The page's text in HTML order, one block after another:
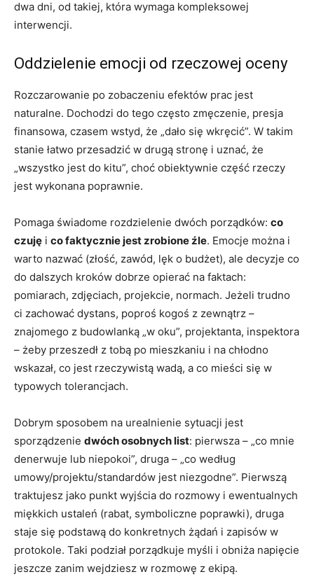
dwa dni, od takiej, która wymaga kompleksowej
interwencji.
Oddzielenie emocji od rzeczowej oceny
Rozczarowanie po zobaczeniu efektów prac jest
naturalne. Dochodzi do tego często zmęczenie, presja
finansowa, czasem wstyd, że „dało się wkręcić”. W takim
stanie łatwo przesadzić w drugą stronę i uznać, że
„wszystko jest do kitu”, choć obiektywnie część rzeczy
jest wykonana poprawnie.
Pomaga świadome rozdzielenie dwóch porządków: co
czuję i co faktycznie jest zrobione źle. Emocje można i
warto nazwać (złość, zawód, lęk o budżet), ale decyzje co
do dalszych kroków dobrze opierać na faktach:
pomiarach, zdjęciach, projekcie, normach. Jeżeli trudno
ci zachować dystans, poproś kogoś z zewnątrz –
znajomego z budowlanką „w oku”, projektanta, inspektora
– żeby przeszedł z tobą po mieszkaniu i na chłodno
wskazał, co jest rzeczywistą wadą, a co mieści się w
typowych tolerancjach.
Dobrym sposobem na urealnienie sytuacji jest
sporządzenie dwóch osobnych list: pierwsza – „co mnie
denerwuje lub niepokoi”, druga – „co według
umowy/projektu/standardów jest niezgodne”. Pierwszą
traktujesz jako punkt wyjścia do rozmowy i ewentualnych
miękkich ustaleń (rabat, symboliczne poprawki), druga
staje się podstawą do konkretnych żądań i zapisów w
protokole. Taki podział porządkuje myśli i obniża napięcie
jeszcze zanim wejdziesz w rozmowę z ekipą.